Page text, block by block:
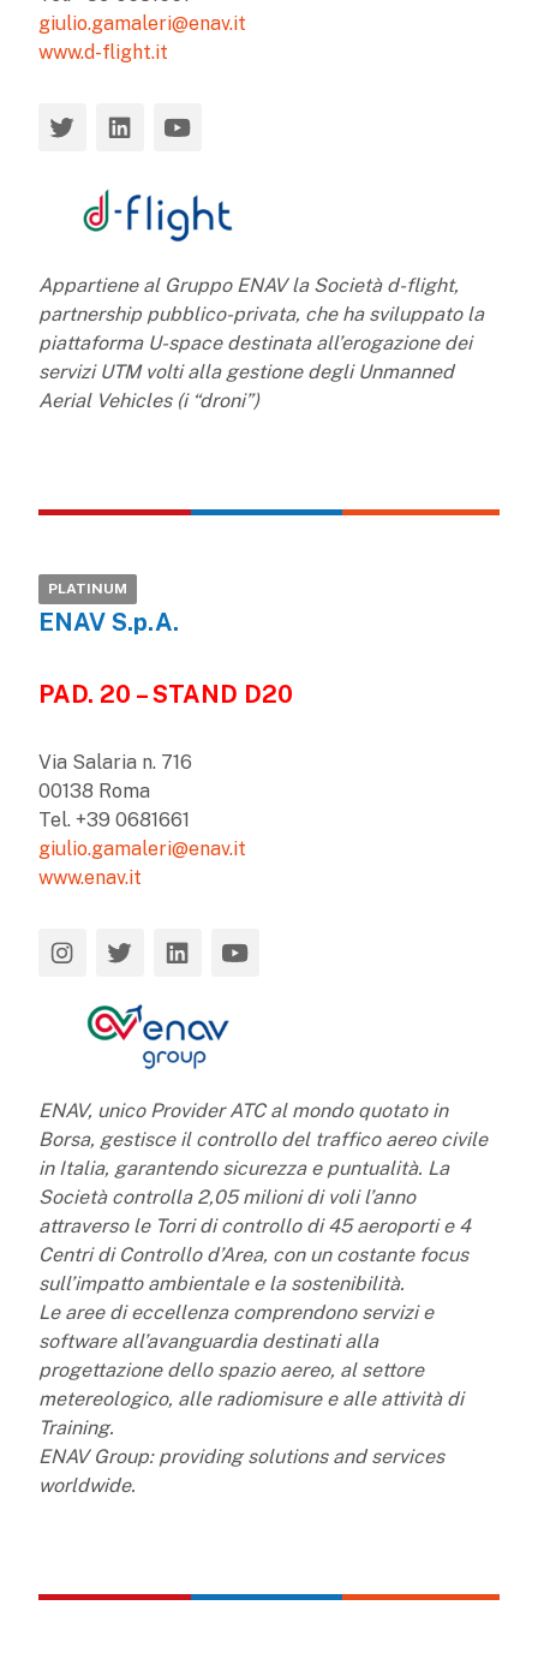
giulio.gamaleri@enav.it
www.d-flight.it
Appartiene al Gruppo ENAV la Società d-flight,
partnership pubblico-privata, che ha sviluppato la
piattaforma U-space destinata all’erogazione dei
servizi UTM volti alla gestione degli Unmanned
Aerial Vehicles (i “droni”)
PLATINUM
ENAV S.p.A.
PAD. 20 – STAND D20
Via Salaria n. 716
00138 Roma
Tel. +39 0681661
giulio.gamaleri@enav.it
www.enav.it
ENAV, unico Provider ATC al mondo quotato in
Borsa, gestisce il controllo del traffico aereo civile
in Italia, garantendo sicurezza e puntualità. La
Società controlla 2,05 milioni di voli l’anno
attraverso le Torri di controllo di 45 aeroporti e 4
Centri di Controllo d’Area, con un costante focus
sull’impatto ambientale e la sostenibilità.
Le aree di eccellenza comprendono servizi e
software all’avanguardia destinati alla
progettazione dello spazio aereo, al settore
metereologico, alle radiomisure e alle attività di
Training.
ENAV Group: providing solutions and services
worldwide.